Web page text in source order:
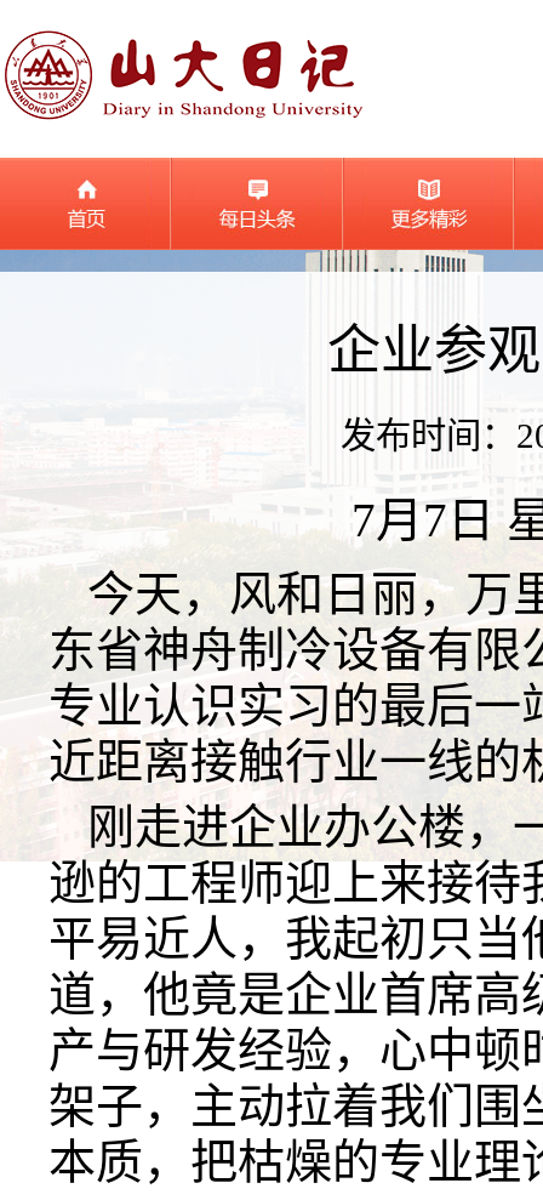
企业参
发布时间：
7月7日
今天，风和日丽，万
东省神舟制冷设备有
专业认识实习的最后
近距离接触行业一线的
刚走进企业办公楼，
逊的工程师迎上来接
平易近人，我起初只
道，他竟是企业首席
产与研发经验，心中
架子，主动拉着我们围
本质，把枯燥的专业理